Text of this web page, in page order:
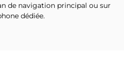
de navigation principal ou sur
dédiée.